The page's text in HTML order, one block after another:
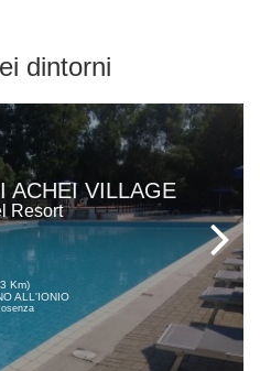
dintorni
ACHEI VILLAGE
Resort
Km)
ALL'IONIO